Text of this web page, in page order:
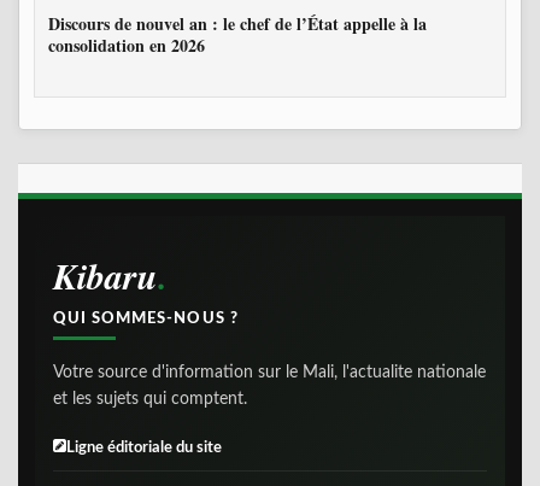
Discours de nouvel an : le chef de l’État appelle à la
consolidation en 2026
Kibaru
QUI SOMMES-NOUS ?
Votre source d'information sur le Mali, l'actualite nationale
et les sujets qui comptent.
Ligne éditoriale du site